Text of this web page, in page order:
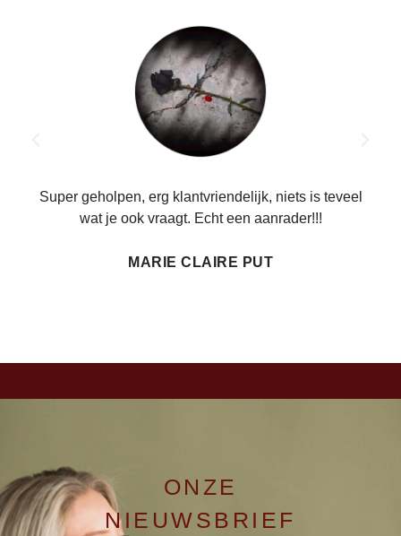
Super geholpen, erg klantvriendelijk, niets is teveel
wat je ook vraagt. Echt een aanrader!!!
MARIE CLAIRE PUT
ONZE
NIEUWSBRIEF